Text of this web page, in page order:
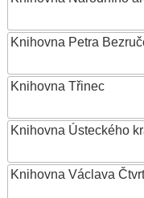
Knihovna Petra
Knihovna Třinec
Knihovna Ústeckého
Knihovna Václava